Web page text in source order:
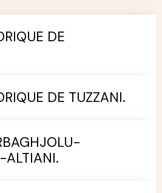
DE
DE TUZZANI.
ALTIANI.